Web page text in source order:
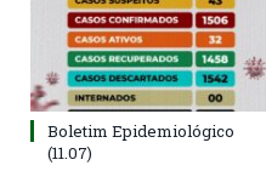
Boletim Epidemiológico
(11.07)